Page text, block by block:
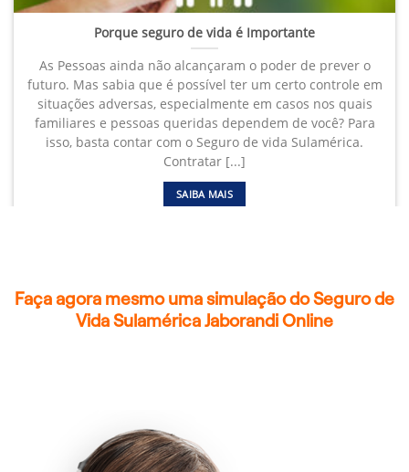
Porque seguro de vida é Importante
As Pessoas ainda não alcançaram o poder de prever o
futuro. Mas sabia que é possível ter um certo controle em
situações adversas, especialmente em casos nos quais
familiares e pessoas queridas dependem de você? Para
isso, basta contar com o Seguro de vida Sulamérica.
Contratar [...]
SAIBA MAIS
Faça agora mesmo uma simulação do Seguro de
Vida Sulamérica Jaborandi Online